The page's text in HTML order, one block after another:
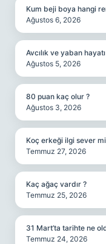
Kum beji boya hangi
Ağustos 6, 2026
Avcılık ve yaban
Ağustos 5, 2026
80 puan kaç olur ?
Ağustos 3, 2026
Koç erkeği ilgi sever
Temmuz 27, 2026
Kaç ağaç vardır ?
Temmuz 25, 2026
31 Mart’ta tarihte ne
Temmuz 24, 2026